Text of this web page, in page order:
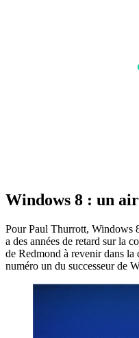
Windows 8 : un
Pour Paul Thurrott, Windows
a des années de retard sur la
de Redmond à revenir dans la
numéro un du successeur de